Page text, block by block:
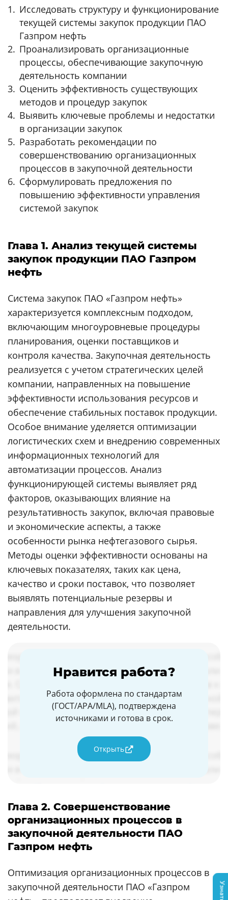
Исследовать структуру и функционирование
текущей системы закупок продукции ПАО
Газпром нефть
Проанализировать организационные
процессы, обеспечивающие закупочную
деятельность компании
Оценить эффективность существующих
методов и процедур закупок
Выявить ключевые проблемы и недостатки
в организации закупок
Разработать рекомендации по
совершенствованию организационных
процессов в закупочной деятельности
Сформулировать предложения по
повышению эффективности управления
системой закупок
Глава 1. Анализ текущей системы
закупок продукции ПАО Газпром
нефть
Система закупок ПАО «Газпром нефть»
характеризуется комплексным подходом,
включающим многоуровневые процедуры
планирования, оценки поставщиков и
контроля качества. Закупочная деятельность
реализуется с учетом стратегических целей
компании, направленных на повышение
эффективности использования ресурсов и
обеспечение стабильных поставок продукции.
Особое внимание уделяется оптимизации
логистических схем и внедрению современных
информационных технологий для
автоматизации процессов. Анализ
функционирующей системы выявляет ряд
факторов, оказывающих влияние на
результативность закупок, включая правовые
и экономические аспекты, а также
особенности рынка нефтегазового сырья.
Методы оценки эффективности основаны на
ключевых показателях, таких как цена,
качество и сроки поставок, что позволяет
выявлять потенциальные резервы и
направления для улучшения закупочной
деятельности.
Нравится работа?
Работа оформлена по стандартам
(ГОСТ/APA/MLA), подтверждена
источниками и готова в срок.
Открыть
Глава 2. Совершенствование
организационных процессов в
закупочной деятельности ПАО
Газпром нефть
Оптимизация организационных процессов в
закупочной деятельности ПАО «Газпром